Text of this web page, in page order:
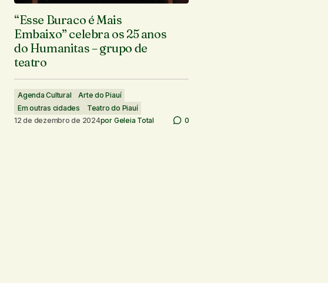
“Esse Buraco é Mais
Embaixo” celebra os 25 anos
do Humanitas – grupo de
teatro
Agenda Cultural
Arte do Piauí
Em outras cidades
Teatro do Piauí
12 de dezembro de 2024por Geleia Total 0